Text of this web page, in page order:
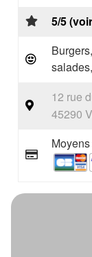
5/5
12 rue
45290